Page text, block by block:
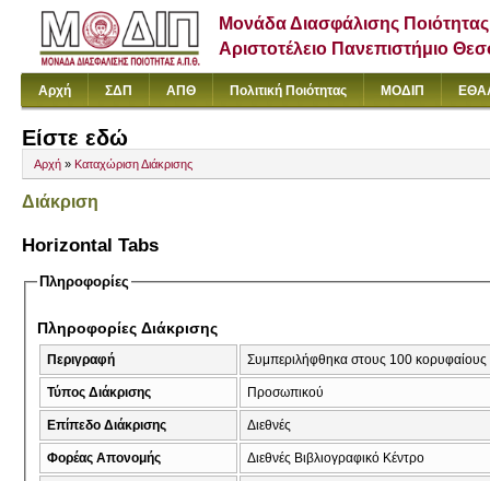
Μονάδα Διασφάλισης Ποιότητας
Αριστοτέλειο Πανεπιστήμιο
Αρχή ΣΔΠ ΑΠΘ Πολιτική Ποιότητας ΜΟΔΙΠ
Είστε εδώ
Αρχή » Καταχώριση Διάκρισης
Διάκριση
Horizontal Tabs
Πληροφορίες
Πληροφορίες Διάκρισης
Περιγραφή Συμπεριλήφθηκα στους 100 κορυφαίους
Τύπος Διάκρισης Προσωπικού
Επίπεδο Διάκρισης Διεθνές
Φορέας Απονομής Διεθνές Βιβλιογραφικό Κέντρο